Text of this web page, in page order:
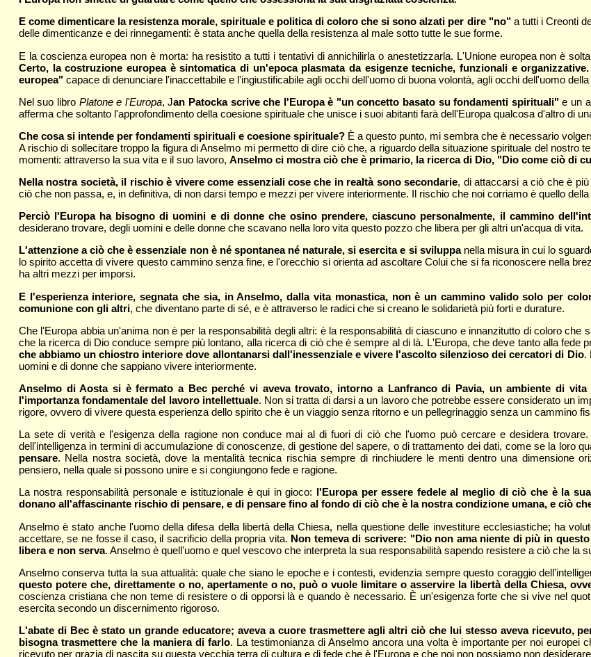
E come dimenticare la resistenza morale, spirituale e politica di coloro che si sono alzati per dire "no"a tutti i Creonti
delle dimenticanze e dei rinnegamenti: è stata anche quella della resistenza al male sotto tutte le sue forme.
E la coscienza europea non è morta: ha resistito a tutti i tentativi di annichilirla o anestetizzarla. L'Unione europea non è
Certo, la costruzione europea è sintomatica di un'epoca plasmata da esigenze tecniche, funzionali e
europea"capace di denunciare l'inaccettabile e l'ingiustificabile agli occhi dell'uomo di buona volontà, agli occhi dell'uomo della
Nel suo libro Platone e l'Europa, Jan Patocka scrive che l'Europa è "un concetto basato su fondamenti spirituali"e un
afferma che soltanto l'approfondimento della coesione spirituale che unisce i suoi abitanti farà dell'Europa qualcosa d'altro di
Che cosa si intende per fondamenti spirituali e coesione spirituale? È a questo punto, mi sembra che è necessario
A rischio di sollecitare troppo la figura di Anselmo mi permetto di dire ciò che, a riguardo della situazione spirituale del nostro
momenti: attraverso la sua vita e il suo lavoro, Anselmo ci mostra ciò che è primario, la ricerca di Dio, "Dio come ciò di
Nella nostra società, il rischio è vivere come essenziali cose che in realtà sono secondarie, di attaccarsi a ciò che è
ciò che non passa, e, in definitiva, di non darsi tempo e mezzi per vivere interiormente. Il rischio che noi corriamo è quello
Perciò l'Europa ha bisogno di uomini e di donne che osino prendere, ciascuno personalmente, il cammino
desiderano trovare, degli uomini e delle donne che scavano nella loro vita questo pozzo che libera per gli altri un'acqua di vita.
L'attenzione a ciò che è essenziale non è né spontanea né naturale, si esercita e si sviluppanella misura in cui lo
lo spirito accetta di vivere questo cammino senza fine, e l'orecchio si orienta ad ascoltare Colui che si fa riconoscere nella
ha altri mezzi per imporsi.
E l'esperienza interiore, segnata che sia, in Anselmo, dalla vita monastica, non è un cammino valido solo per
comunione con gli altri, che diventano parte di sé, e è attraverso le radici che si creano le solidarietà più forti e durature.
Che l'Europa abbia un'anima non è per la responsabilità degli altri: è la responsabilità di ciascuno e innanzitutto di coloro
che la ricerca di Dio conduce sempre più lontano, alla ricerca di ciò che è sempre al di là. L'Europa, che deve tanto alla fede
che abbiamo un chiostro interiore dove allontanarsi dall'inessenziale e vivere l'ascolto silenzioso dei cercatori di Dio.
uomini e di donne che sappiano vivere interiormente.
Anselmo di Aosta si è fermato a Bec perché vi aveva trovato, intorno a Lanfranco di Pavia, un ambiente di
l'importanza fondamentale del lavoro intellettuale. Non si tratta di darsi a un lavoro che potrebbe essere considerato un
rigore, ovvero di vivere questa esperienza dello spirito che è un viaggio senza ritorno e un pellegrinaggio senza un cammino
La sete di verità e l'esigenza della ragione non conduce mai al di fuori di ciò che l'uomo può cercare e desidera
dell'intelligenza in termini di accumulazione di conoscenze, di gestione del sapere, o di trattamento dei dati, come se la loro
pensare. Nella nostra società, dove la mentalità tecnica rischia sempre di rinchiudere le menti dentro una dimensione
pensiero, nella quale si possono unire e si congiungono fede e ragione.
La nostra responsabilità personale e istituzionale è qui in gioco: l'Europa per essere fedele al meglio di ciò che è la
donano all'affascinante rischio di pensare, e di pensare fino al fondo di ciò che è la nostra condizione umana, e ciò
Anselmo è stato anche l'uomo della difesa della libertà della Chiesa, nella questione delle investiture ecclesiastiche; ha
accettare, se ne fosse il caso, il sacrificio della propria vita. Non temeva di scrivere: "Dio non ama niente di più in
libera e non serva. Anselmo è quell'uomo e quel vescovo che interpreta la sua responsabilità sapendo resistere a ciò che la
Anselmo conserva tutta la sua attualità: quale che siano le epoche e i contesti, evidenzia sempre questo coraggio
questo potere che, direttamente o no, apertamente o no, può o vuole limitare o asservire la libertà della Chiesa,
coscienza cristiana che non teme di resistere o di opporsi là e quando è necessario. È un'esigenza forte che si vive nel
esercita secondo un discernimento rigoroso.
L'abate di Bec è stato un grande educatore; aveva a cuore trasmettere agli altri ciò che lui stesso aveva ricevuto,
bisogna trasmettere che la maniera di farlo. La testimonianza di Anselmo ancora una volta è importante per noi europei
ricevuto per grazia di nascita su questa vecchia terra di cultura e di fede che è l'Europa e che noi non possiamo non